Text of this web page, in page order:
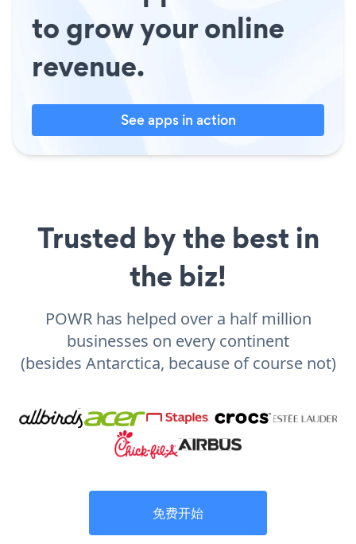
to grow your online
revenue.
See apps in action
Trusted by the best in
the biz!
POWR has helped over a half million
businesses on every continent
(besides Antarctica, because of course not)
免费开始